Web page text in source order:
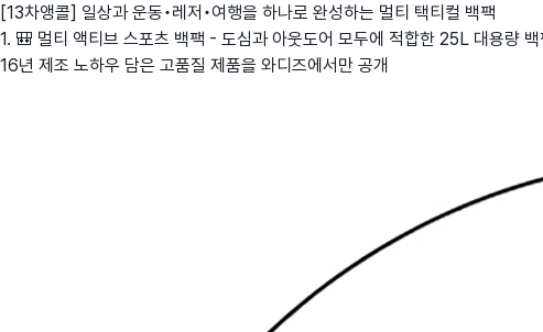
[13차앵콜] 일상과 운동•레저•여행을 하나로 완성하는 멀티 택티컬 백팩
1. 🎒 멀티 액티브 스포츠 백팩 - 도심과 아웃도어 모두에 적합한 25L 대용량
16년 제조 노하우 담은 고품질 제품을 와디즈에서만 공개